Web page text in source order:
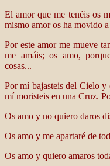
El amor que me tenéis os
mismo amor os ha movido
Por este amor me mueve
me amáis; os amo,
cosas...
Por mí bajasteis del Cielo y
mí moristeis en una Cruz.
Os amo y no quiero daros
Os amo y me apartaré de
Os amo y quiero amaros